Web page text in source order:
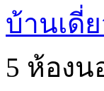
บ้านเดี่
5 ห้องน